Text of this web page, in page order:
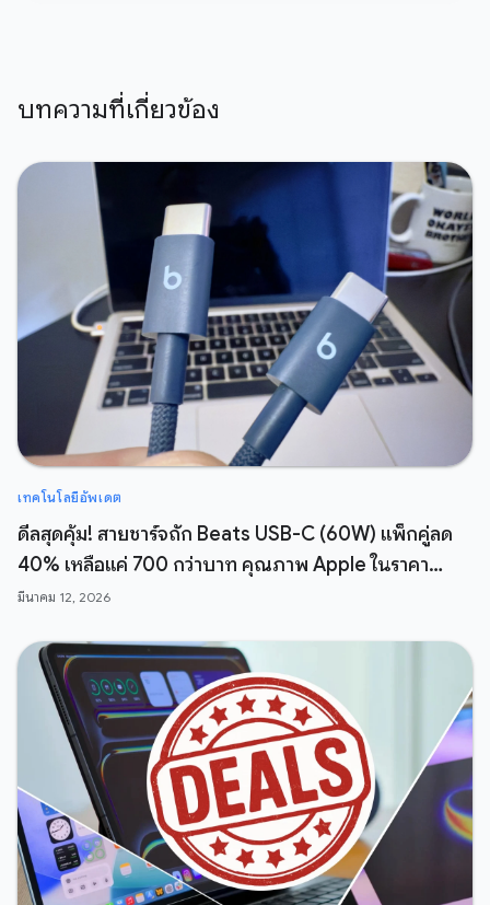
บทความที่เกี่ยวข้อง
เทคโนโลยีอัพเดต
ดีลสุดคุ้ม! สายชาร์จถัก Beats USB-C (60W) แพ็กคู่ลด
40% เหลือแค่ 700 กว่าบาท คุณภาพ Apple ในราคา
สบายกระเป๋า
มีนาคม 12, 2026